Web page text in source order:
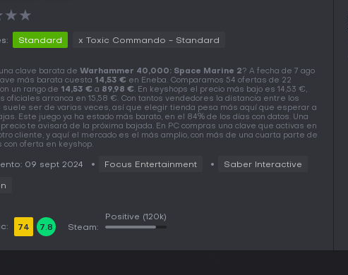
★★
Standard x Toxic Commando - Standard
clave barata de Warhammer 40,000: Space Marine 2? A fecha de 7 ago
más barata cuesta 14,53 € en Eneba. Comparamos 54 ofertas de 22
un rango de 14,53 € a 89,98 €. En keyshops el precio más bajo es 14,53 €,
oficiales arranca en 15,58 €. Con tantos vendedores la distancia entre los
suele ser de varias veces, así que elegir tienda pesa más aquí que esperar a
Este juego ya ha estado más barato, en el 84% de los días con datos. Una
te avisará de la próxima bajada. En PC compras una clave que activas en
cliente, y aquí el mercado es el más amplio, con más de una cuarta parte de
con oferta en keyshop.
09 sept 2024 Focus Entertainment Saber Interactive
74 7.8 Steam:
Positive (120k)